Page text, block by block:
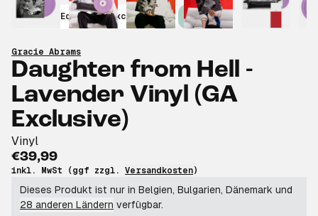
Gracie Abrams
Daughter from Hell -
Lavender Vinyl (GA
Exclusive)
Vinyl
€39,99
inkl. MwSt (ggf zzgl. Versandkosten)
Dieses Produkt ist nur in Belgien, Bulgarien, Dänemark und
28 anderen Ländern verfügbar.
Limited Edition Exclusive New